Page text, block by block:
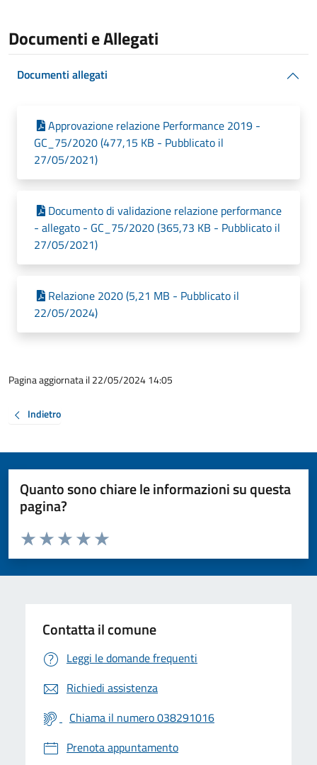
Documenti e Allegati
Documenti allegati
Approvazione relazione Performance 2019 -
GC_75/2020 (477,15 KB - Pubblicato il
27/05/2021)
Documento di validazione relazione performance
- allegato - GC_75/2020 (365,73 KB - Pubblicato il
27/05/2021)
Relazione 2020 (5,21 MB - Pubblicato il
22/05/2024)
Pagina aggiornata il 22/05/2024 14:05
Indietro
Quanto sono chiare le informazioni su questa
pagina?
Valuta da 1 a 5 stelle la pagina
Valuta 5 stelle su 5
Valuta 4 stelle su 5
Valuta 3 stelle su 5
Valuta 2 stelle su 5
Valuta 1 stelle su 5
Contatta il comune
Leggi le domande frequenti
Richiedi assistenza
Chiama il numero 038291016
Prenota appuntamento